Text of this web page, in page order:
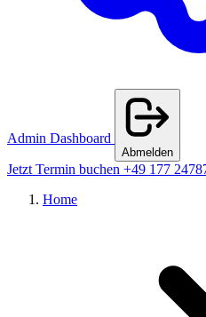
Admin Dashboard
Abmelden
Jetzt Termin buchen +49 177
Home